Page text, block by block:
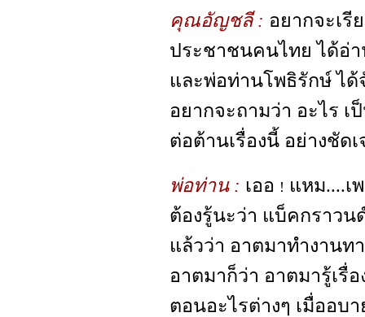
คุณอัญชลี : อยากจะเ
ประชาชนคนไทย ได้อ่า
และพ่อท่านโพธิรักษ์ ไ
อยากจะถามว่า อะไร
ต่อต้านเรื่องนี้ อย่างชัด
พ่อท่าน : เออ ! แหม....เ
ต้องรู้นะว่า แบ็คกราวน
แล้วว่า อาตมาทำงานท
อาตมาก็ว่า อาตมารู้เรื่
ตอนอะไรต่างๆ เมื่ออบ